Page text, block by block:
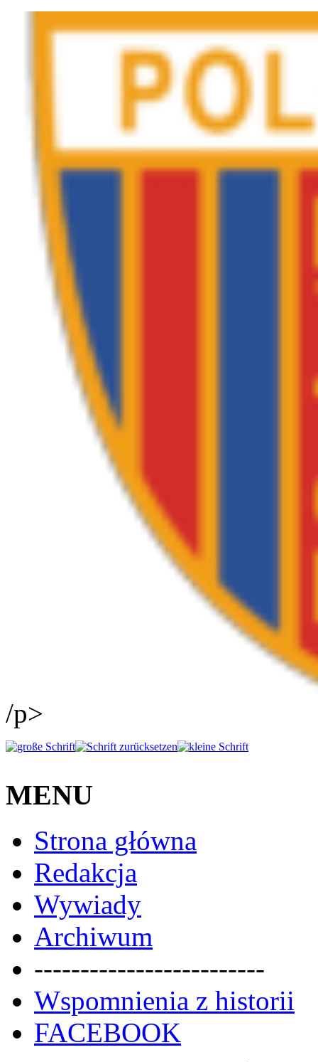
/p>
MENU
Strona główna
Redakcja
Wywiady
Archiwum
-------------------------
Wspomnienia z historii
FACEBOOK